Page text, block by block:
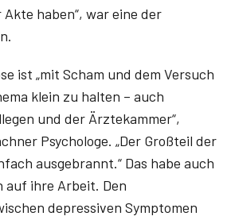
Akte haben“, war eine der
ist „mit Scham und dem Versuch
klein zu halten – auch
und der Ärztekammer“,
Psychologe. „Der Großteil der
ausgebrannt.“ Das habe auch
auf ihre Arbeit. Den
depressiven Symptomen